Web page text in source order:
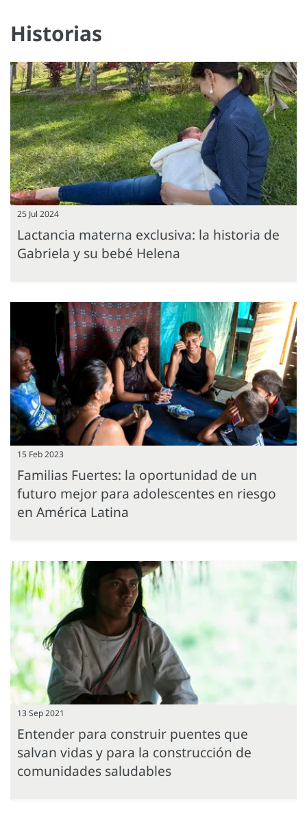
Historias
25 Jul 2024
Lactancia materna exclusiva: la historia de
Gabriela y su bebé Helena
15 Feb 2023
Familias Fuertes: la oportunidad de un
futuro mejor para adolescentes en riesgo
en América Latina
13 Sep 2021
Entender para construir puentes que
salvan vidas y para la construcción de
comunidades saludables